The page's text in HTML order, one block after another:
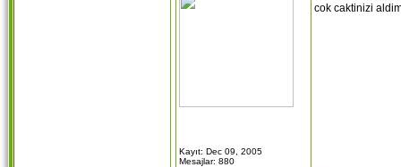
Kayıt: Dec 09, 2005
Mesajlar: 880
cok caktinizi